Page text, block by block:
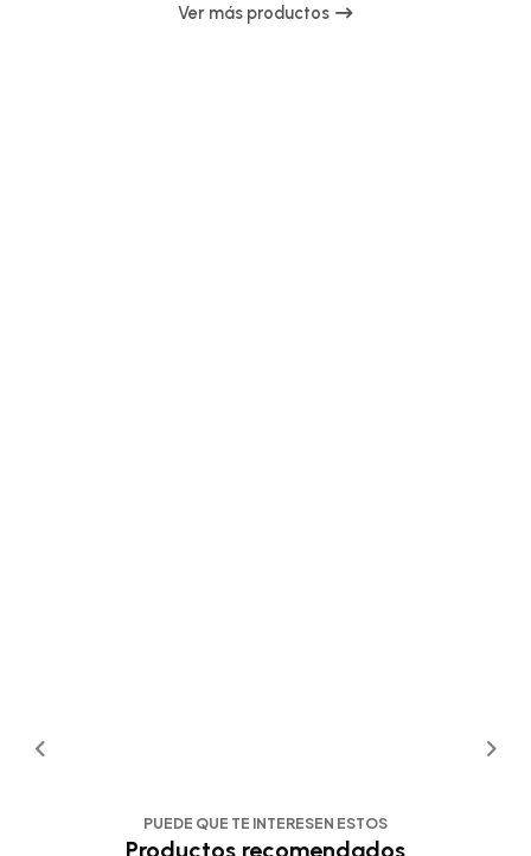
Ver más productos
PUEDE QUE TE INTERESEN ESTOS
Productos recomendados